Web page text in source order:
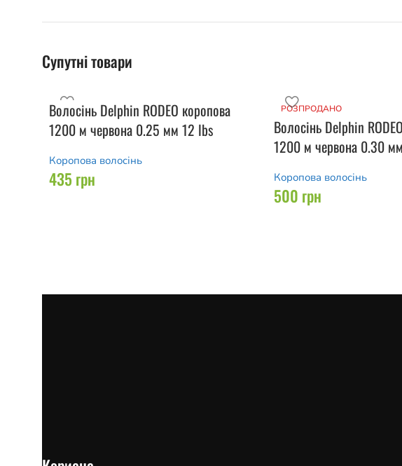
Супутні товари
Волосінь Delphin RODEO коропова
1200 м червона 0.25 мм 12 lbs
Коропова волосінь
435 грн
РОЗПРОДАНО
Волосінь Delphin
1200 м червона 0.30
Коропова волосінь
500 грн